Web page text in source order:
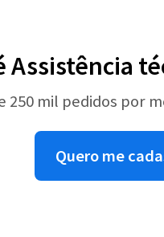
Assistência
250 mil pedidos por
Quero me